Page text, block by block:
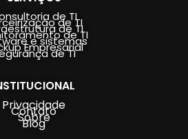
de TI
de TI
de TI
de TI
e sistemas
Empresarial
de TI
Privacidade
Contato
Sobre
Blog